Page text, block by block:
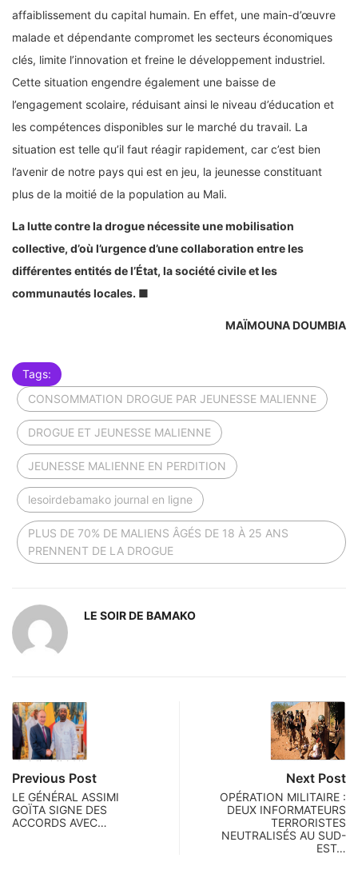
affaiblissement du capital humain. En effet, une main-d’œuvre
malade et dépendante compromet les secteurs économiques
clés, limite l’innovation et freine le développement industriel.
Cette situation engendre également une baisse de
l’engagement scolaire, réduisant ainsi le niveau d’éducation et
les compétences disponibles sur le marché du travail. La
situation est telle qu’il faut réagir rapidement, car c’est bien
l’avenir de notre pays qui est en jeu, la jeunesse constituant
plus de la moitié de la population au Mali.
La lutte contre la drogue nécessite une mobilisation
collective, d’où l’urgence d’une collaboration entre les
différentes entités de l’État, la société civile et les
communautés locales. ■
MAÏMOUNA DOUMBIA
Tags:
CONSOMMATION DROGUE PAR JEUNESSE MALIENNE
DROGUE ET JEUNESSE MALIENNE
JEUNESSE MALIENNE EN PERDITION
lesoirdebamako journal en ligne
PLUS DE 70% DE MALIENS ÂGÉS DE 18 À 25 ANS
PRENNENT DE LA DROGUE
LE SOIR DE BAMAKO
Previous Post
LE GÉNÉRAL ASSIMI
GOÏTA SIGNE DES
ACCORDS AVEC…
Next Post
OPÉRATION MILITAIRE :
DEUX INFORMATEURS
TERRORISTES
NEUTRALISÉS AU SUD-
EST…